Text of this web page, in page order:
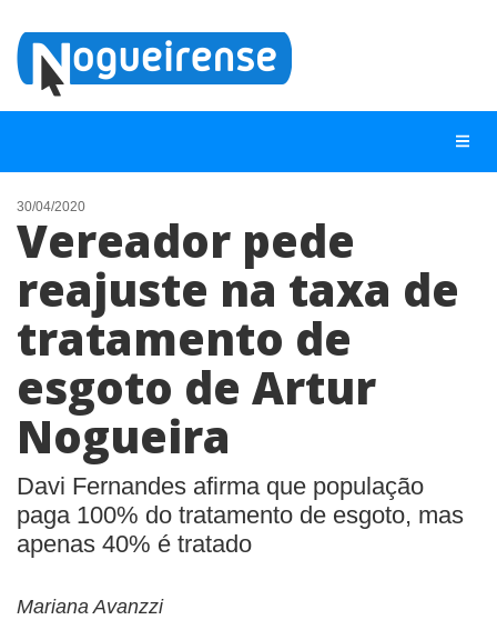
NOTÍCIAS
LISTA DIGITAL
TELEFONES ÚTEIS
CONTATO
ANUNCIE
30/04/2020
Vereador pede
reajuste na taxa de
tratamento de
esgoto de Artur
Nogueira
Davi Fernandes afirma que população
paga 100% do tratamento de esgoto, mas
apenas 40% é tratado
Mariana Avanzzi